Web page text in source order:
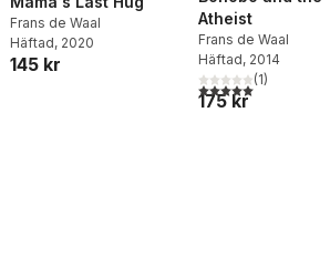
Frans de Waal
Häftad, 2020
145 kr
Atheist
Frans de Waal
Häftad, 2014
5,0utav 5 stjärnor.
(1)
175 kr